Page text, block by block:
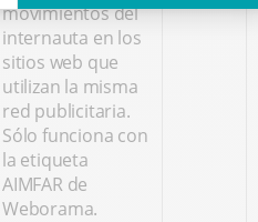
movimientos del
internauta en los
sitios web que
utilizan la misma
red publicitaria.
Sólo funciona con
la etiqueta
AIMFAR de
Weborama.